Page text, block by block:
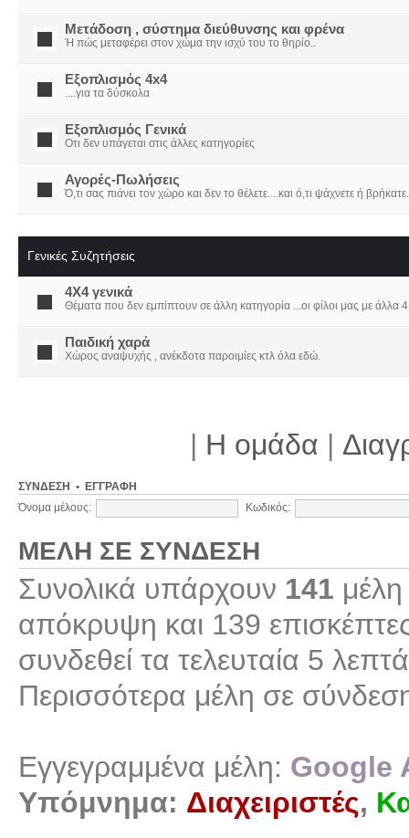
Μετάδοση , σύστημα διεύθυνσης και φρένα
Ή πώς μεταφέρει στον χώμα την ισχύ του το θηρίο..
Εξοπλισμός 4x4
....για τα δύσκολα
Εξοπλισμός Γενικά
Οτι δεν υπάγεται στις άλλες κατηγορίες
Αγορές-Πωλήσεις
Ό,τι σας πιάνει τον χώρο και δεν το θέλετε....και ό,τι ψάχνετε ή
Γενικές Συζητήσεις
4X4 γενικά
Θέματα που δεν εμπίπτουν σε άλλη κατηγορία ...οι φίλοι μας με άλλα
Παιδική χαρά
Χώρος αναψυχής , ανέκδοτα παροιμίες κτλ όλα εδώ.
| Η ομάδα |
ΣΎΝΔΕΣΗ • ΕΓΓΡΑΦΉ
Όνομα μέλους: Κωδικός:
ΜΈΛΗ ΣΕ ΣΎΝΔΕΣΗ
Συνολικά υπάρχουν 141
απόκρυψη και 139
συνδεθεί τα τελευταία 5
Περισσότερα μέλη σε
Εγγεγραμμένα μέλη: Google
Υπόμνημα: Διαχειριστές,